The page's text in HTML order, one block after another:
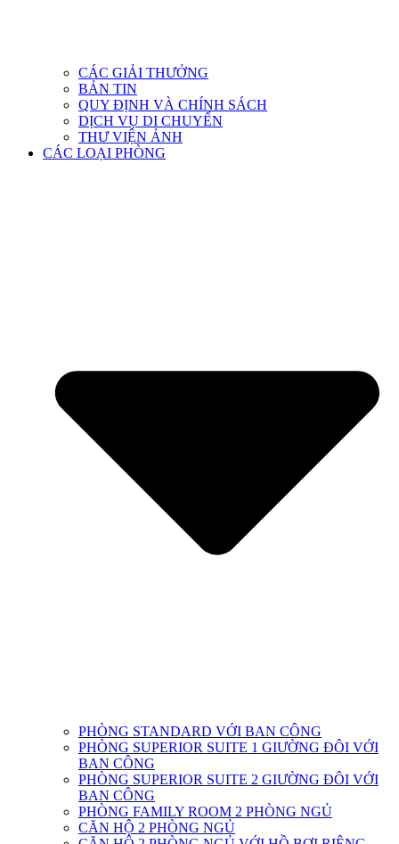
CÁC GIẢI THƯỞNG
BẢN TIN
QUY ĐỊNH VÀ CHÍNH SÁCH
DỊCH VỤ DI CHUYỂN
THƯ VIỆN ẢNH
CÁC LOẠI PHÒNG
PHÒNG STANDARD VỚI BAN CÔNG
PHÒNG SUPERIOR SUITE 1 GIƯỜNG ĐÔI VỚI
BAN CÔNG
PHÒNG SUPERIOR SUITE 2 GIƯỜNG ĐÔI VỚI
BAN CÔNG
PHÒNG FAMILY ROOM 2 PHÒNG NGỦ
CĂN HỘ 2 PHÒNG NGỦ